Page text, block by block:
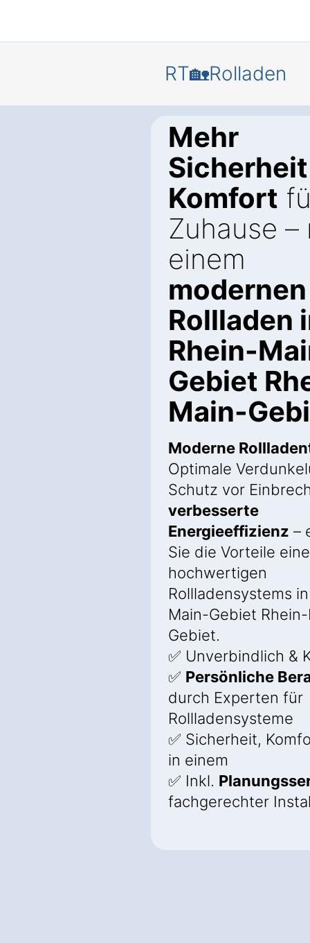
RT🏡Rolladen
Mehr
Komfort
Zuhause –
einem
modernen
Rollladen
Rhein-
Gebiet
Main-
Moderne
Optimale
Schutz vor
verbesserte
Energieeffizienz –
Sie die Vorteile
hochwertigen
Rollladensystems
Main-Gebiet
Gebiet‎.
✅ Unverbindlich &
✅ Persönliche
durch Experten für
Rollladensysteme
✅ Sicherheit,
in einem
✅ Inkl.
fachgerechter